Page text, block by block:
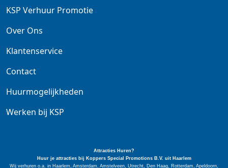
KSP Verhuur Promotie
Over Ons
Klantenservice
Contact
Huurmogelijkheden
Werken bij KSP
Attracties Huren?
Huur je attracties bij Koppers Special
PromotionsB.V. uit Haarlem
Wij verhuren o.a. in Haarlem, Amsterdam, Amstelveen, Utrecht, Den Haag, Rotterdam, Apeldoorn,